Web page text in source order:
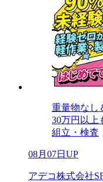
重量物なし
30万円以上
組立・検査
08月07日UP
アデコ株式会社